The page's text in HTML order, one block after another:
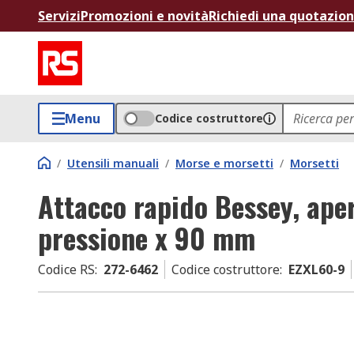
ServiziPromozioni e novitàRichiedi una
Menu Codice costruttore
/ Utensili manuali / Morse e morsetti / Morsetti
Attacco rapido Bessey,
pressione x 90 mm
Codice RS: 272-6462 Codice costruttore: EZXL60-9